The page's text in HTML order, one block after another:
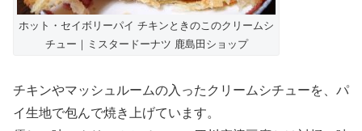
ホット・セイボリーパイ チキンときのこのクリームシ
チュー｜ミスタードーナツ 鹿島田ショップ
チキンやマッシュルームの入ったクリームシチューを、パ
イ生地で包んで焼き上げています。